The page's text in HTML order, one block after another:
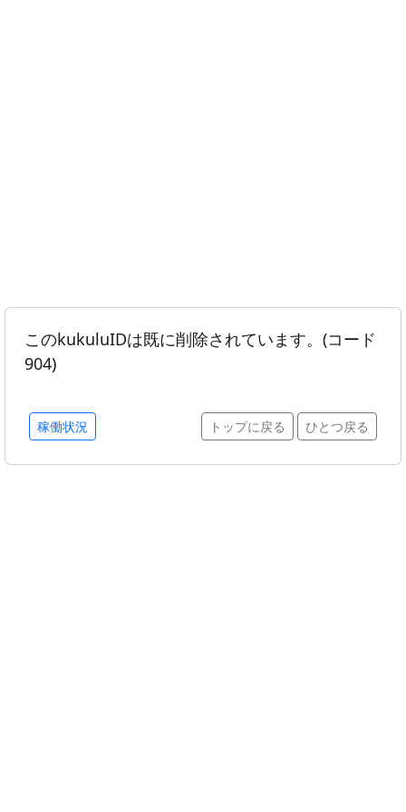
このkukuluIDは既に削除されています。(コード
904)
稼働状況 トップに戻る ひとつ戻る